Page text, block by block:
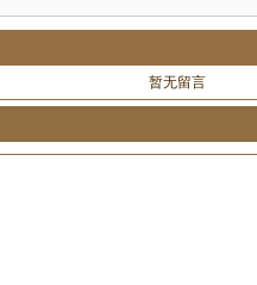
暂无留言